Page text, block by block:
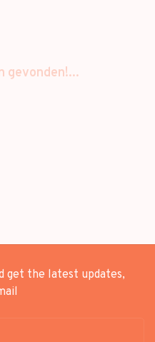
gevonden!...
get the latest updates,